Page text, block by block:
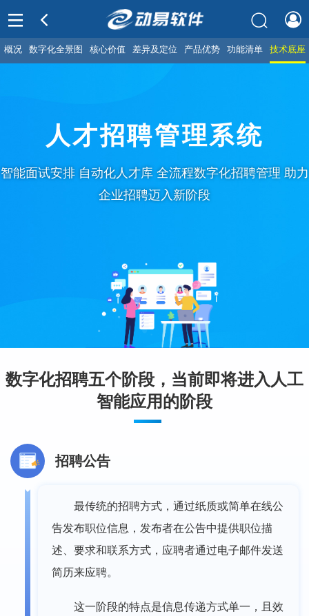
概况 数字化全景图 核心价值 差异及定位 产品优势 功能清单 技术底座
人才招聘管理系统
智能面试安排 自动化人才库 全流程数字化招聘管理 助力
企业招聘迈入新阶段
数字化招聘五个阶段，当前即将进入人工
智能应用的阶段
招聘公告
最传统的招聘方式，通过纸质或简单在线公
告发布职位信息，发布者在公告中提供职位描
述、要求和联系方式，应聘者通过电子邮件发送
简历来应聘。
这一阶段的特点是信息传递方式单一，且效